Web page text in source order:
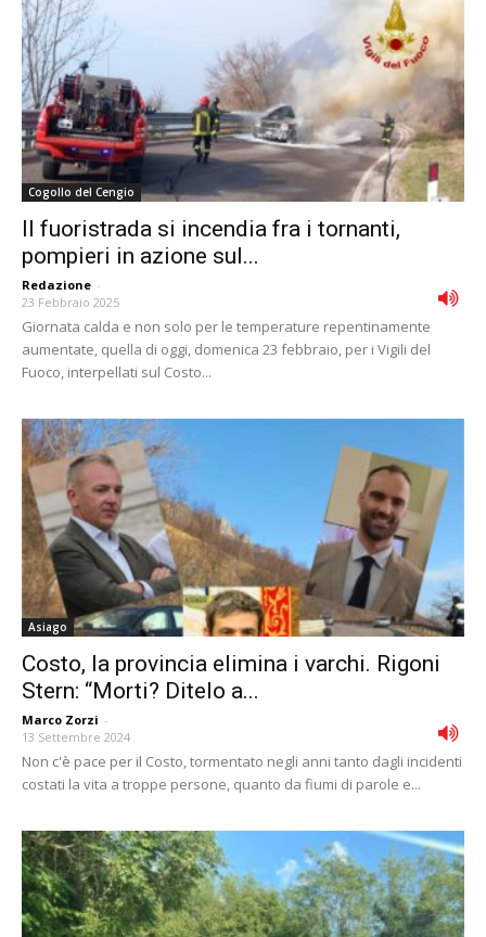
Cogollo del Cengio
Il fuoristrada si incendia fra i tornanti,
pompieri in azione sul...
Redazione -
23 Febbraio 2025
Giornata calda e non solo per le temperature repentinamente
aumentate, quella di oggi, domenica 23 febbraio, per i Vigili del
Fuoco, interpellati sul Costo...
Asiago
Costo, la provincia elimina i varchi. Rigoni
Stern: “Morti? Ditelo a...
Marco Zorzi -
13 Settembre 2024
Non c'è pace per il Costo, tormentato negli anni tanto dagli incidenti
costati la vita a troppe persone, quanto da fiumi di parole e...